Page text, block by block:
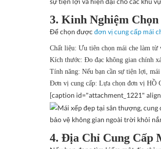
3. Kinh Nghiệm
Để chọn được đơn vị cung cấp mái
Chất liệu: Ưu tiên chọn mái che làm từ
Kích thước: Đo đạc không gian chính
Tính năng: Nếu bạn cần sự tiện lợi,
Đơn vị cung cấp: Lựa chọn đơn vị HỒ
[caption id="attachment_1221"
bảo vệ không gian ngoài trời khỏi
4. Địa Chỉ Cung Cấp